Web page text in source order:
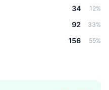
34 12%
92 33%
156 55%